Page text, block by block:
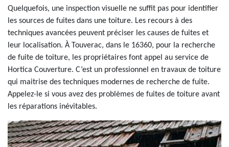
Quelquefois, une inspection visuelle ne suffit pas pour identifier
les sources de fuites dans une toiture. Les recours à des
techniques avancées peuvent préciser les causes de fuites et
leur localisation. À Touverac, dans le 16360, pour la recherche
de fuite de toiture, les propriétaires font appel au service de
Hortica Couverture. C’est un professionnel en travaux de toiture
qui maitrise des techniques modernes de recherche de fuite.
Appelez-le si vous avez des problèmes de fuites de toiture avant
les réparations inévitables.